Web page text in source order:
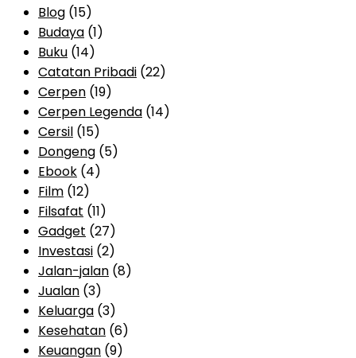
Blog (15)
Budaya (1)
Buku (14)
Catatan Pribadi (22)
Cerpen (19)
Cerpen Legenda (14)
Cersil (15)
Dongeng (5)
Ebook (4)
Film (12)
Filsafat (11)
Gadget (27)
Investasi (2)
Jalan-jalan (8)
Jualan (3)
Keluarga (3)
Kesehatan (6)
Keuangan (9)